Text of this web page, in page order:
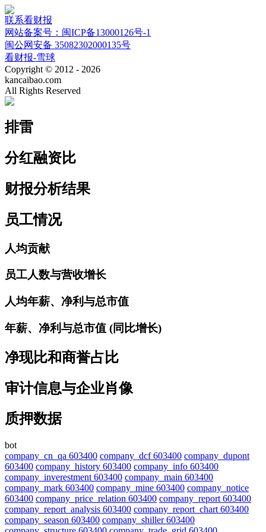
联系看财报
网站备案号：闽ICP备13000126号-1
闽公网安备 35082302000135号
看财报-雪球
Copyright © 2012 - 2026
kancaibao.com
All Rights Reserved
排雷
分红融资比
财报分析结果
员工情况
人均贡献
员工人数与营收增长
人均年薪、净利与总市值
年薪、净利与总市值 (同比增长)
净现比和商誉占比
审计信息与企业肖像
质押数据
bot
company_cn_qa 603400 company_dcf 603400 company_dupont
603400 company_history 603400 company_info 603400
company_inverestment 603400 company_main 603400
company_mark 603400 company_mine 603400 company_notice
603400 company_price_relation 603400 company_report 603400
company_report_analysis 603400 company_report_chart 603400
company_season 603400 company_shiller 603400